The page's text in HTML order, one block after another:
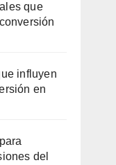
que
influyen
en
del